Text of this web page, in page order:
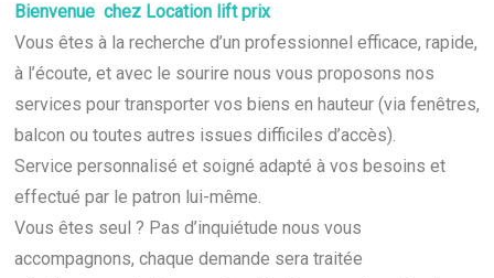
Bienvenue chez Location lift prix
Vous êtes à la recherche d’un professionnel efficace, rapide,
à l’écoute, et avec le sourire nous vous proposons nos
services pour transporter vos biens en hauteur (via fenêtres,
balcon ou toutes autres issues difficiles d’accès).
Service personnalisé et soigné adapté à vos besoins et
effectué par le patron lui-même.
Vous êtes seul ? Pas d’inquiétude nous vous
accompagnons, chaque demande sera traitée